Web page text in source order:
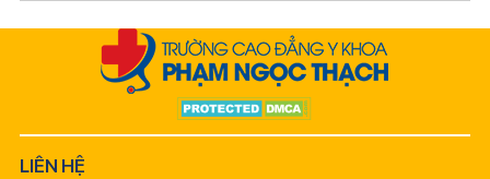
LIÊN HỆ